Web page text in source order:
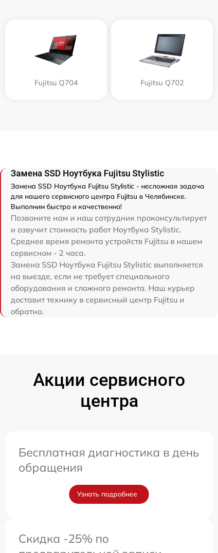
Fujitsu Q704 Fujitsu Q702
Замена SSD Ноутбука Fujitsu Stylistic
Замена SSD Ноутбука Fujitsu Stylistic - несложная задача
для нашего сервисного центра Fujitsu в Челябинске.
Выполним быстро и качественно!
Позвоните нам и наш сотрудник проконсультирует
и озвучит стоимость работ Ноутбука Stylistic.
Среднее время ремонта устройств Fujitsu в нашем
сервисном - 2 часа.
Замена SSD Ноутбука Fujitsu Stylistic выполняется
на выезде, если не требует специального
оборудования и сложного ремонта. Наш курьер
доставит технику в сервисный центр Fujitsu и
обратно.
Акции сервисного
центра
Бесплатная диагностика в день
обращения
Узнать подробнее
Скидка -25% по